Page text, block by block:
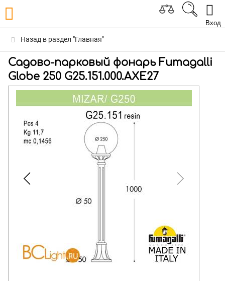
Вход
Назад в раздел "Главная"
Садово-парковый фонарь Fumagalli
Globe 250 G25.151.000.AXE27